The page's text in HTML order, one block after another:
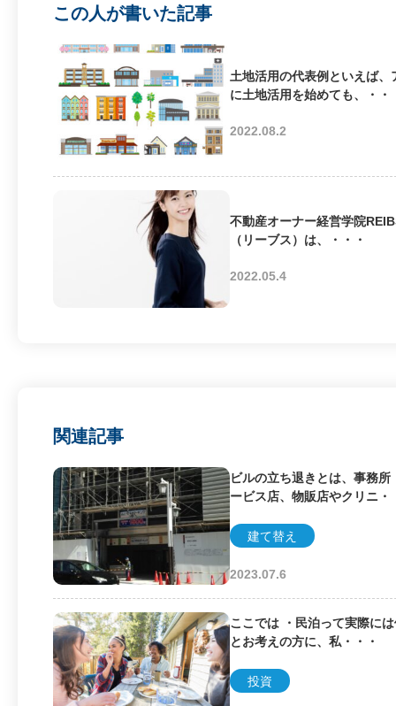
この人が書いた記事
土地活用の代表例といえば
に土地活用を始めても、・・
2022.08.2
不動産オーナー経営学院
（リーブス）は、・・・
2022.05.4
関連記事
ビルの立ち退きとは、事務
ービス店、物販店やクリニ・
建て替え
2023.07.6
ここでは ・民泊って実際に
とお考えの方に、私・・・
投資